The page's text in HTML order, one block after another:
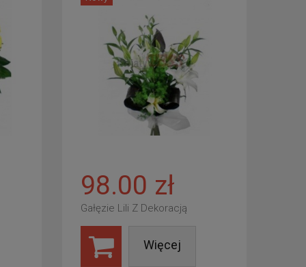
98.00 zł
Gałęzie Lili Z Dekoracją
Więcej